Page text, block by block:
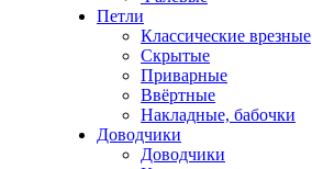
Петли
Классические врезные
Скрытые
Приварные
Ввёртные
Накладные, бабочки
Доводчики
Доводчики